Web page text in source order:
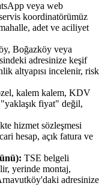
veya web
koordinatörümüz
adet ve aciliyet
Boğazköy veya
adresinize keşif
altyapısı incelenir, risk
kalem kalem, KDV
fiyat" değil,
hizmet sözleşmesi
hesap, açık fatura ve
TSE belgeli
yerinde montaj,
adresinize